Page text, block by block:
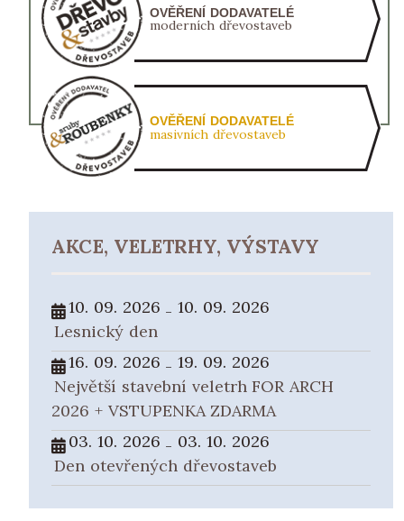
OVĚŘENÍ DODAVATELÉ
moderních dřevostaveb
OVĚŘENÍ DODAVATELÉ
masivních dřevostaveb
AKCE, VELETRHY, VÝSTAVY
10. 09. 2026 -10. 09. 2026
Lesnický den
16. 09. 2026 -19. 09. 2026
Největší stavební veletrh FOR ARCH
2026 + VSTUPENKA ZDARMA
03. 10. 2026 - 03. 10. 2026
Den otevřených dřevostaveb